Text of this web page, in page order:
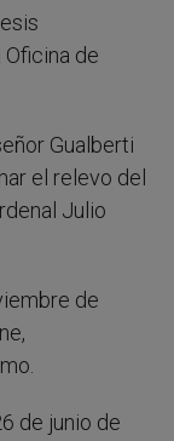
de
Gualberti
el relevo del
Julio
de
de junio de